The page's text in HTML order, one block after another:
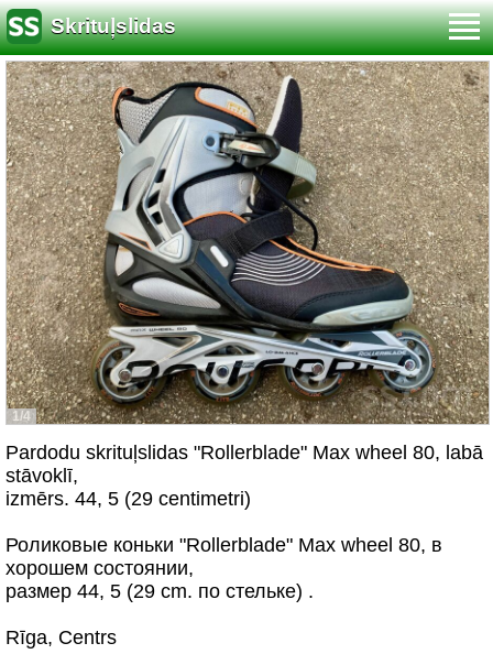
Skrituļslidas
1/4
Pardodu skrituļslidas "Rollerblade" Max wheel 80, labā
stāvoklī,
izmērs. 44, 5 (29 centimetri)
Роликовые коньки "Rollerblade" Max wheel 80, в
хорошем состоянии,
размер 44, 5 (29 cm. по стельке) .
Rīga, Centrs